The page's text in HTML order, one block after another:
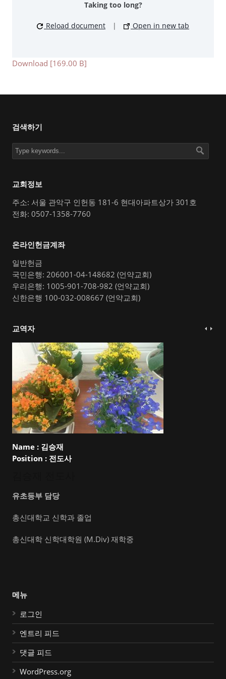
Taking too long?
Reload document | Open in new tab
Download [169.00 B]
검색하기
교회정보
주소: 서울 관악구 인헌동 181-6 현대아파트상가 301호
전화: 0507-1358-7760
온라인헌금계좌
일반헌금
국민은행: 206001-04-148682 (언약교회)
우리은행: 1005-901-708-982 (언약교회)
신한은행 100-032-008667 (언약교회)
교역자
Name : 김승재
Position : 전도사
유초등부 담당
총신대학교 신학과 졸업
총신대학 신학대학원 (M.Div) 재학중
메뉴
로그인
엔트리 피드
댓글 피드
WordPress.org